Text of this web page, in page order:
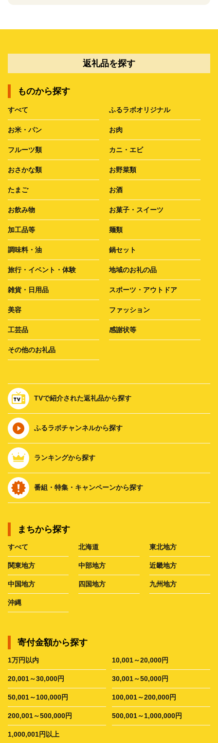
返礼品を探す
ものから探す
すべて ふるラボオリジナル
お米・パン お肉
フルーツ類 カニ・エビ
おさかな類 お野菜類
たまご お酒
お飲み物 お菓子・スイーツ
加工品等 麺類
調味料・油 鍋セット
旅行・イベント・体験 地域のお礼の品
雑貨・日用品 スポーツ・アウトドア
美容 ファッション
工芸品 感謝状等
その他のお礼品
TVで紹介された返礼品から探す
ふるラボチャンネルから探す
ランキングから探す
番組・特集・キャンペーンから探す
まちから探す
すべて 北海道 東北地方
関東地方 中部地方 近畿地方
中国地方 四国地方 九州地方
沖縄
寄付金額から探す
1万円以内 10,001～20,000円
20,001～30,000円 30,001～50,000円
50,001～100,000円 100,001～200,000円
200,001～500,000円 500,001～1,000,000円
1,000,001円以上